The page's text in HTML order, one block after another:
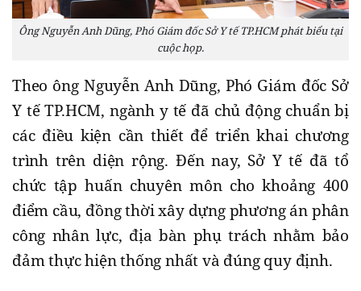
Ông Nguyễn Anh Dũng, Phó Giám đốc Sở Y tế TP.HCM phát biểu tại
cuộc họp.
Theo ông Nguyễn Anh Dũng, Phó Giám đốc Sở
Y tế TP.HCM, ngành y tế đã chủ động chuẩn bị
các điều kiện cần thiết để triển khai chương
trình trên diện rộng. Đến nay, Sở Y tế đã tổ
chức tập huấn chuyên môn cho khoảng 400
điểm cầu, đồng thời xây dựng phương án phân
công nhân lực, địa bàn phụ trách nhằm bảo
đảm thực hiện thống nhất và đúng quy định.